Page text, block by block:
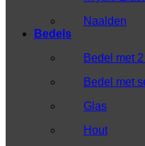
Naalden
Bedels
Bedel met
Bedel met
Glas
Hout